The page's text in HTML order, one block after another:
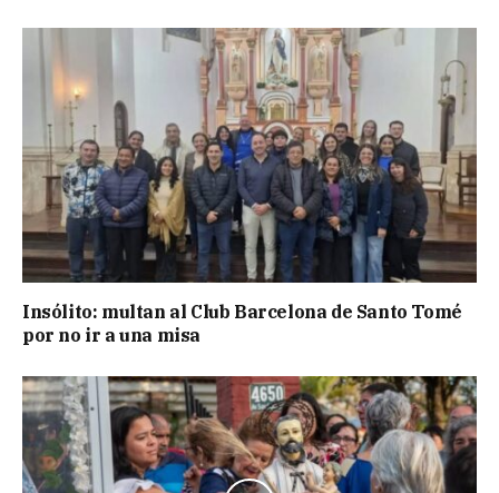
Insólito: multan al Club Barcelona de Santo Tomé
por no ir a una misa